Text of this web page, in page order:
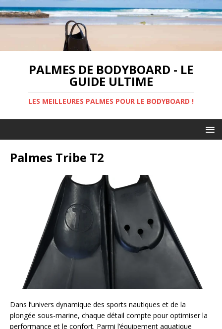
PALMES DE BODYBOARD - LE
GUIDE ULTIME
LES MEILLEURES PALMES POUR LE BODYBOARD !
Palmes Tribe T2
Dans l’univers dynamique des sports nautiques et de la
plongée sous-marine, chaque détail compte pour optimiser la
performance et le confort. Parmi l’équipement aquatique